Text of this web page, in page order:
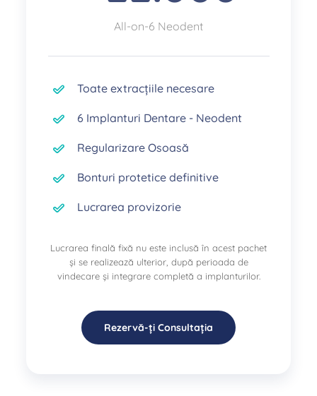
All-on-6 Neodent
Toate extracțiile necesare
6 Implanturi Dentare - Neodent
Regularizare Osoasă
Bonturi protetice definitive
Lucrarea provizorie
Lucrarea finală fixă nu este inclusă în acest pachet
și se realizează ulterior, după perioada de
vindecare și integrare completă a implanturilor.
Rezervă-ți Consultația